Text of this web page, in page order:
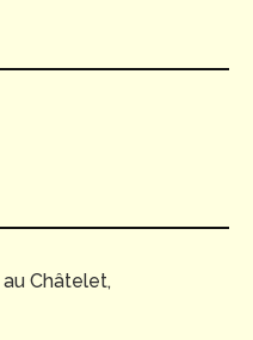
au Châtelet,